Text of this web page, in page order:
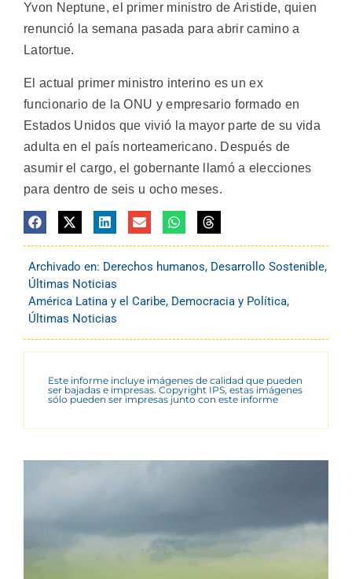
Yvon Neptune, el primer ministro de Aristide, quien
renunció la semana pasada para abrir camino a
Latortue.
El actual primer ministro interino es un ex
funcionario de la ONU y empresario formado en
Estados Unidos que vivió la mayor parte de su vida
adulta en el país norteamericano. Después de
asumir el cargo, el gobernante llamó a elecciones
para dentro de seis u ocho meses.
Archivado en: Derechos humanos, Desarrollo Sostenible,
Últimas Noticias
América Latina y el Caribe, Democracia y Política,
Últimas Noticias
Este informe incluye imágenes de calidad que pueden
ser bajadas e impresas. Copyright IPS, estas imágenes
sólo pueden ser impresas junto con este informe